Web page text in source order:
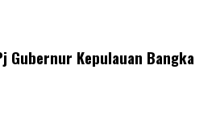
Gubernur Kepulauan Bangka